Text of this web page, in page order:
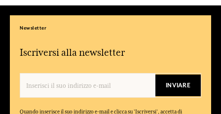
Newsletter
Iscriversi alla newsletter
INVIARE
Quando inserisce il suo indirizzo e-mail e clicca su 'Iscriversi', accetta di